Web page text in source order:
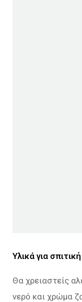
Υλικά για
Θα χρειαστείς
νερό και χρώμα